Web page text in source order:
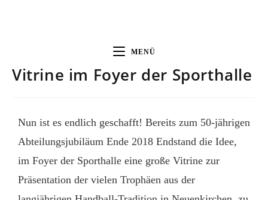
MENÜ
Vitrine im Foyer der Sporthalle
Nun ist es endlich geschafft! Bereits zum 50-jährigen
Abteilungsjubiläum Ende 2018 Endstand die Idee,
im Foyer der Sporthalle eine große Vitrine zur
Präsentation der vielen Trophäen aus der